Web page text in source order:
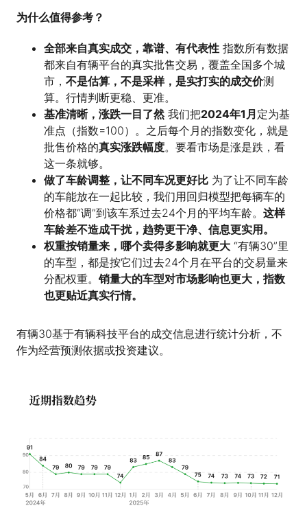
为什么值得参考？
全部来自真实成交，靠谱、有代表性 指数所有数据
都来自有辆平台的真实批售交易，覆盖全国多个城
市， 不是估算，不是采样，是实打实的成交价测
算。行情判断更稳、更准。
基准清晰，涨跌一目了然我们把2024年1月 定为基
准点（指数=100）。之后每个月的指数变化，就是
批售价格的真实涨跌幅度。要看市场是涨是跌，看
这一条就够。
做了车龄调整，让不同车况更好比 为了让不同车龄
的车能放在一起比较，我们用回归模型把每辆车的
价格都“调”到该车系过去24个月的平均车龄。 这样
车龄差不造成干扰，趋势更干净、信息更实用。
权重按销量来，哪个卖得多影响就更大 “有辆30”里
的车型，都是按它们过去24个月在平台的交易量来
分配权重。销量大的车型对市场影响也更大，指数
也更贴近真实行情。
有辆30基于有辆科技平台的成交信息进行统计分析，不
作为经营预测依据或投资建议。